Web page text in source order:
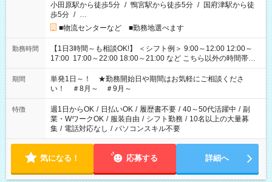
小田原駅から徒歩5分 / 鴨宮駅から徒歩5分 / 国府津駅から徒
歩5分 / …
■物流センターなど ■勤務地選べます
勤務時間
【1日3時間～も相談OK!】 ＜シフト例＞ 9:00～12:00 12:00～
17:00 17:00～22:00 18:00～21:00 など こちら以外の時間帯も
お気軽にご相談ください！
期間
単発1日～！ ★勤務開始日や期間はお気軽にご相談くださ
い！ ＃8月～ ＃9月～
特徴 週1日からOK / 日払いOK / 履歴書不要 / 40～50代活躍中 / 副
業・WワークOK / 服装自由 / シフト勤務 / 10名以上の大量募
集 / 電話対応なし / パソコンスキル不要
気になる！ 応募する 詳細へ